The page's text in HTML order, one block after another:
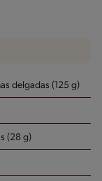
delgadas (125 g)
(28 g)